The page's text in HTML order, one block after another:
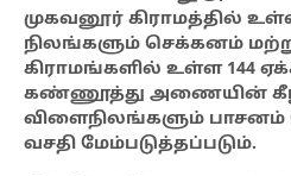
முகவனூர் கிராமத்தில்
நிலங்களும் செக்கனம்
கிராமங்களில் உள்ள 144
கண்ணூத்து அணையின் கீழ்
விளைநிலங்களும் பாசனம்
வசதி மேம்படுத்தப்படும்.